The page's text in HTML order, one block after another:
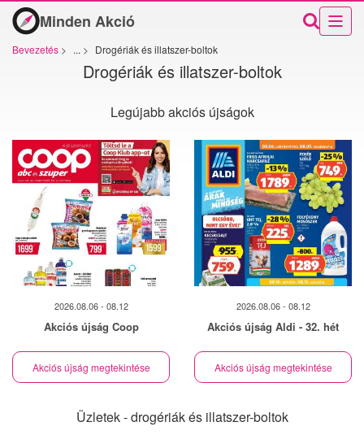
Minden Akció
Bevezetés > ... > Drogériák és illatszer-boltok
Drogériák és illatszer-boltok
Legújabb akciós újságok
2026.08.06 - 08.12
Akciós újság Coop
Akciós újság megtekintése
2026.08.06 - 08.12
Akciós újság Aldi - 32. hét
Akciós újság megtekintése
Üzletek - drogériák és illatszer-boltok